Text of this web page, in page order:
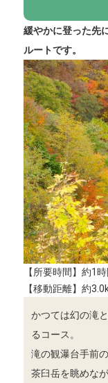
緩やかに登った先
ルートです。
【所要時間】約1
【移動距離】約
かつては幻の滝
るコース。
滝の観瀑台手前
茶臼岳を眺めな